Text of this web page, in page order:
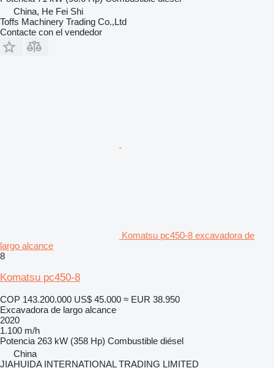
China, He Fei Shi
Toffs Machinery Trading Co.,Ltd
Contacte con el vendedor
Komatsu pc450-8 excavadora de
largo alcance
8
Komatsu pc450-8
COP 143.200.000 US$ 45.000 ≈ EUR 38.950
Excavadora de largo alcance
2020
1.100 m/h
Potencia 263 kW (358 Hp) Combustible diésel
China
JIAHUIDA INTERNATIONAL TRADING LIMITED